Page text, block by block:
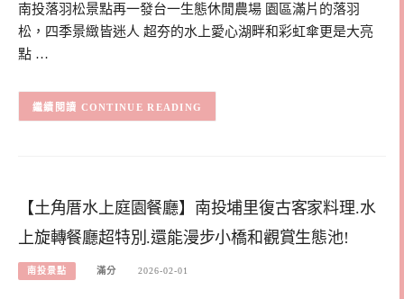
南投落羽松景點再一發台一生態休閒農場 園區滿片的落羽
松，四季景緻皆迷人 超夯的水上愛心湖畔和彩虹傘更是大亮
點 …
CONTINUE READING
【土角厝水上庭園餐廳】南投埔里復古客家料理.水
上旋轉餐廳超特別.還能漫步小橋和觀賞生態池!
南投景點 滿分 2026-02-01